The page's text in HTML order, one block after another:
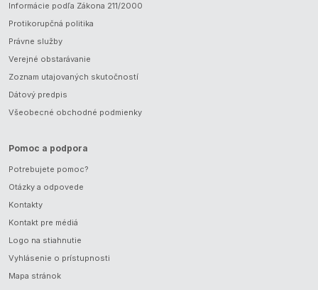
Informácie podľa Zákona 211/2000
Protikorupčná politika
Právne služby
Verejné obstarávanie
Zoznam utajovaných skutočností
Dátový predpis
Všeobecné obchodné podmienky
Pomoc a podpora
Potrebujete pomoc?
Otázky a odpovede
Kontakty
Kontakt pre médiá
Logo na stiahnutie
Vyhlásenie o prístupnosti
Mapa stránok